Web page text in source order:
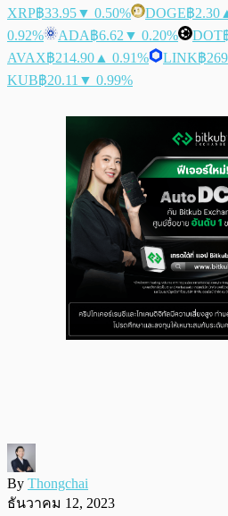
XRP฿33.95▼ 0.50% DOGE฿2.30
0.92%
ADA฿6.62 ▼ 0.20% DOT
AVAX฿214.90 ▲ 0.91% LINK฿
KUB฿20.11 ▼ 0.99%
By Thongchai
ธันวาคม 12, 2023